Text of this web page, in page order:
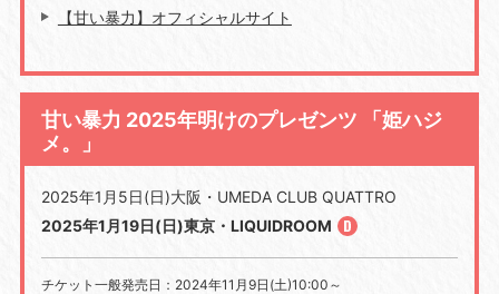
【甘い暴力】オフィシャルサイト
甘い暴力 2025年明けのプレゼンツ 「姫ハジ
メ。」
2025年1月5日(日)大阪・UMEDA CLUB QUATTRO
2025年1月19日(日)東京・LIQUIDROOM
チケット一般発売日： 2024年11 月9日 (土)10:00 ～